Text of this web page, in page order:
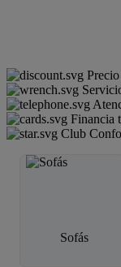
Financia
Club Confo
Sofás